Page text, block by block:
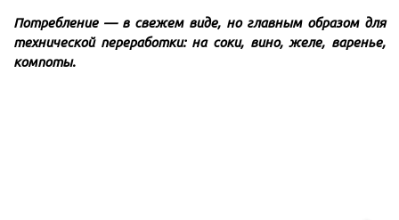
Потребление — в свежем виде, но главным образом для
технической переработки: на соки, вино, желе, варенье,
компоты.